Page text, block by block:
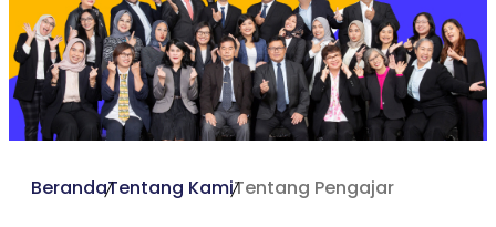
BerandaTentang KamiTentang Pengajar